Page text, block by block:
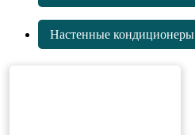
Настенные кондиционеры